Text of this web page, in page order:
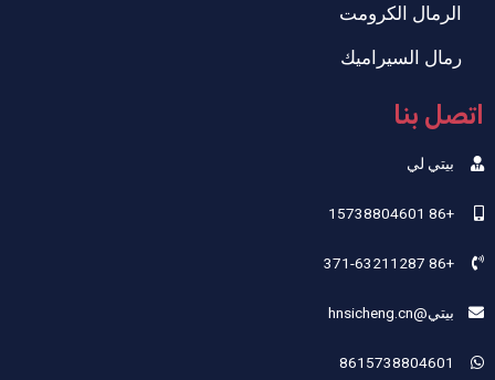
الرمال الكرومت
رمال السيراميك
اتصل بنا
بيتي لي
+86 15738804601
+86 371-63211287
بيتي@hnsicheng.cn
8615738804601